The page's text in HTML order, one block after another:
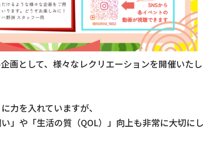
画として、様々なレクリエーションを開催いたし
力を入れていますが、
」や「生活の質（QOL）」向上も非常に大切にし